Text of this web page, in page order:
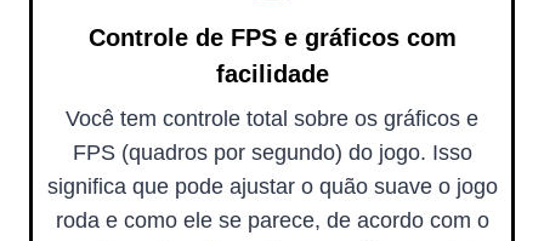
Controle de FPS e gráficos com
facilidade
Você tem controle total sobre os gráficos e
FPS (quadros por segundo) do jogo. Isso
significa que pode ajustar o quão suave o jogo
roda e como ele se parece, de acordo com o